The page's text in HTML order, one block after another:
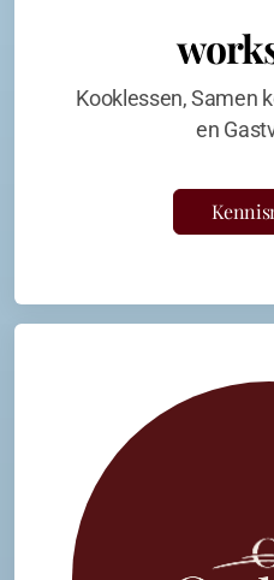
Kooklessen, Samen
en